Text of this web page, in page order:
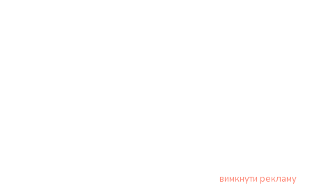
вимкнути рекламу